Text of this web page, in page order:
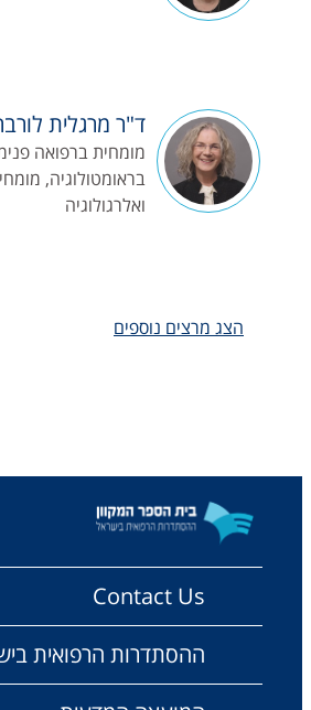
ד"ר מרגלית
מומחית ברפואה
בראומטולוגיה,
ואלרגולוגיה
הצג מרצים נוספים
Contact Us
ההסתדרות הרפואית